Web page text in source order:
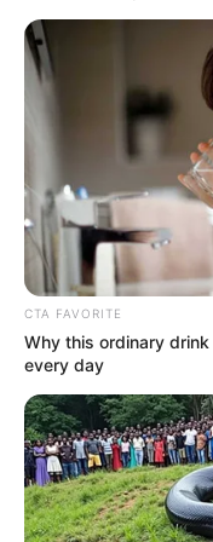
A felmentés a
Határ Renáta és
a Magyar
közzététel után
vezető távozik a
CTA FAVORITE
Why this ordinary
every day